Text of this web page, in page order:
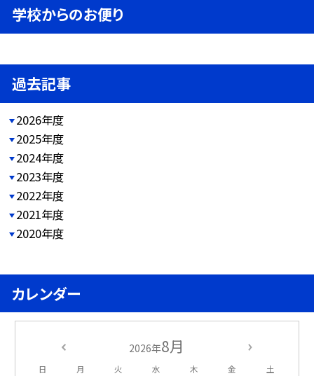
学校からのお便り
過去記事
2026年度
2025年度
2024年度
2023年度
2022年度
2021年度
2020年度
カレンダー
2026年8月
日 月 火 水 木 金 土